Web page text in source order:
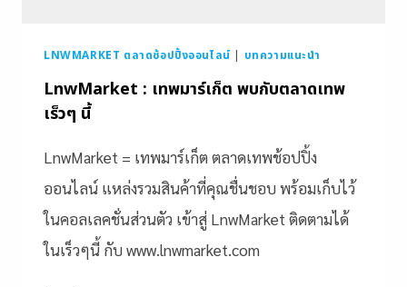
LNWMARKET ตลาดช้อปปิ้งออนไลน์ | บทความแนะนำ
LnwMarket : เทพมาร์เก็ต พบกับตลาดเทพ
เร็วๆ นี้
LnwMarket = เทพมาร์เก็ต ตลาดเทพช้อปปิ้ง
ออนไลน์ แหล่งรวมสินค้าที่คุณชื่นชอบ พร้อมเก็บไว้
ในคอลเลคชั่นส่วนตัว เข้าสู่ LnwMarket ติดตามได้
ในเร็วๆนี้ กับ www.lnwmarket.com